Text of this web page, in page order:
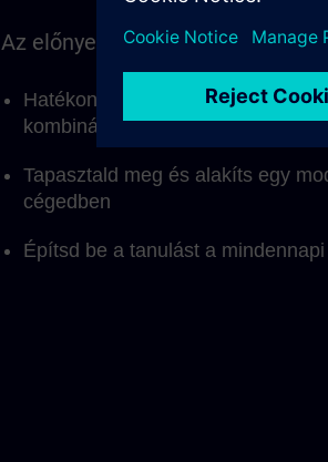
Az előnyeid egy pillantásra
Hatékonyabban tanuljon a
kombinációjával
Tapasztald meg és alakíts egy
cégedben
Építsd be a tanulást a